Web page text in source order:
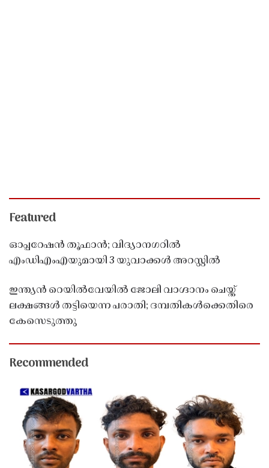
Featured
ഓപ്പറേഷൻ തൂഫാൻ; വിദ്യാനഗറിൽ
എംഡിഎംഎയുമായി 3 യുവാക്കൾ അറസ്റ്റിൽ
ഇന്ത്യൻ റെയിൽവേയിൽ ജോലി വാഗ്ദാനം ചെയ്ത്
ലക്ഷങ്ങൾ തട്ടിയെന്ന പരാതി; ദമ്പതികൾക്കെതിരെ
കേസെടുത്തു
Recommended